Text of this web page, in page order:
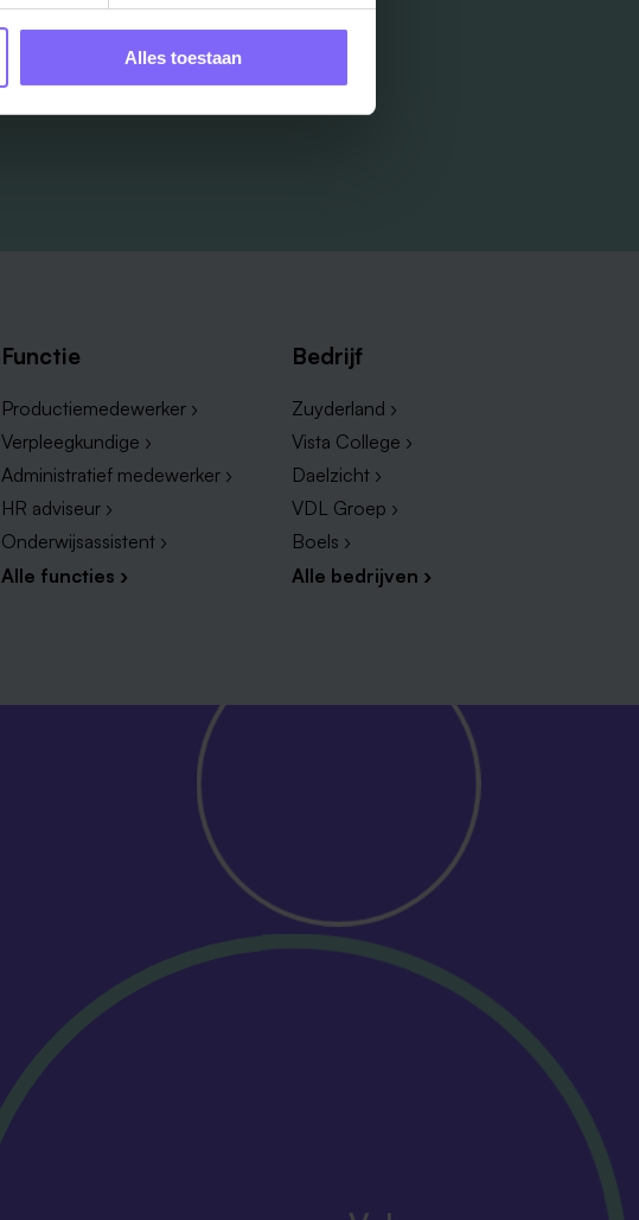
Alles toestaan
Functie
Productiemedewerker ›
Verpleegkundige ›
Administratief medewerker ›
HR adviseur ›
Onderwijsassistent ›
Alle functies ›
Bedrijf
Zuyderland ›
Vista College ›
Daelzicht ›
VDL Groep ›
Boels ›
Alle bedrijven ›